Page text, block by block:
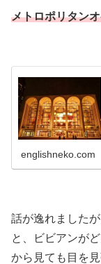
メトロポリタン
englishneko.com
話が逸れました
と、ビビアンが
から見ても目を